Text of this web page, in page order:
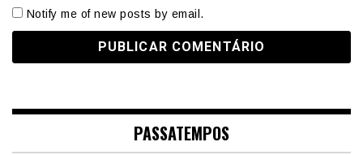
Notify me of new posts by email.
PASSATEMPOS